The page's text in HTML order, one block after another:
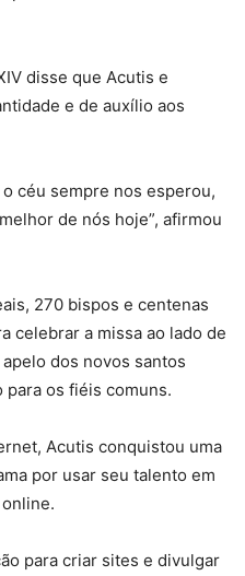
disse que Acutis e
e de auxílio aos
céu sempre nos esperou,
de nós hoje”, afirmou
270 bispos e centenas
celebrar a missa ao lado de
dos novos santos
para os fiéis comuns.
Acutis conquistou uma
por usar seu talento em
para criar sites e divulgar